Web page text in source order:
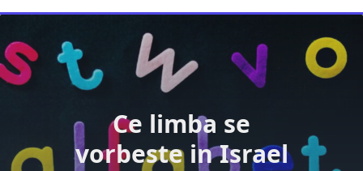
Ce limba se
vorbeste in Israel